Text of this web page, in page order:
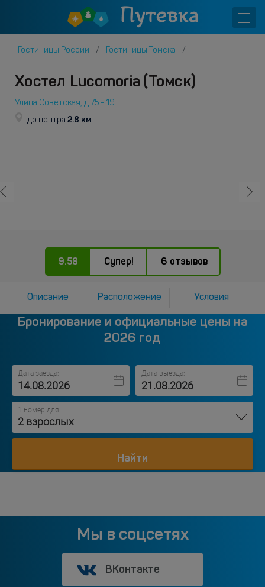
Гостиницы России Гостиницы Томска
Хостел Lucomoria (Томск)
Улица Советская, д.75 - 19
до центра 2.8 км
9.58 Супер! 6 отзывов
Описание Расположение Условия
Бронирование и официальные цены на
2026 год
Дата заезда: Дата выезда:
1 номер для
2 взрослых
Найти
Мы в соцсетях
ВКонтакте